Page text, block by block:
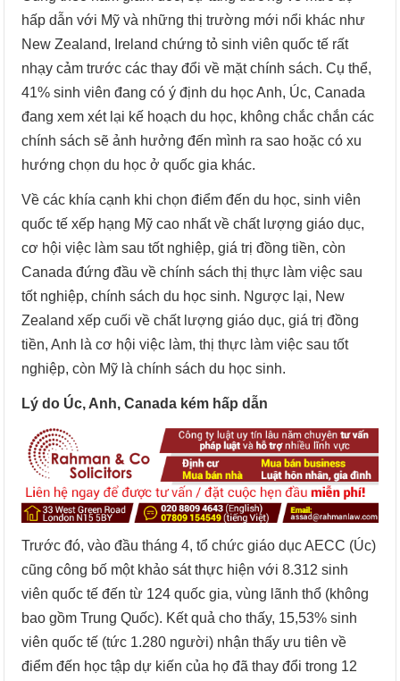
hấp dẫn với Mỹ và những thị trường mới nổi khác như
New Zealand, Ireland chứng tỏ sinh viên quốc tế rất
nhạy cảm trước các thay đổi về mặt chính sách. Cụ thể,
41% sinh viên đang có ý định du học Anh, Úc, Canada
đang xem xét lại kế hoạch du học, không chắc chắn các
chính sách sẽ ảnh hưởng đến mình ra sao hoặc có xu
hướng chọn du học ở quốc gia khác.
Về các khía cạnh khi chọn điểm đến du học, sinh viên
quốc tế xếp hạng Mỹ cao nhất về chất lượng giáo dục,
cơ hội việc làm sau tốt nghiệp, giá trị đồng tiền, còn
Canada đứng đầu về chính sách thị thực làm việc sau
tốt nghiệp, chính sách du học sinh. Ngược lại, New
Zealand xếp cuối về chất lượng giáo dục, giá trị đồng
tiền, Anh là cơ hội việc làm, thị thực làm việc sau tốt
nghiệp, còn Mỹ là chính sách du học sinh.
Lý do Úc, Anh, Canada kém hấp dẫn
Trước đó, vào đầu tháng 4, tổ chức giáo dục AECC (Úc)
cũng công bố một khảo sát thực hiện với 8.312 sinh
viên quốc tế đến từ 124 quốc gia, vùng lãnh thổ (không
bao gồm Trung Quốc). Kết quả cho thấy, 15,53% sinh
viên quốc tế (tức 1.280 người) nhận thấy ưu tiên về
điểm đến học tập dự kiến của họ đã thay đổi trong 12